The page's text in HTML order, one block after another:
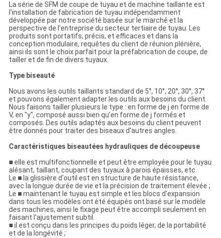
La série de SFM de coupe de tuyau et de machine taillante est
l'installation de fabrication de tuyau indépendamment
développée par notre société basée sur le marché et la
perspective de l'entreprise du secteur tertiaire de tuyau. Les
produits sont portatifs, précis, et efficaces et dans la
conception modulaire, requêtes du client de réunion plénière,
ainsi ils sont le choix parfait pour la préfabrication de coupe, de
tailler et de fin de divers tuyaux.
Type biseauté
Nous avons les outils taillants standard de 5°, 10°, 20°, 30°, 37°
et pouvons également adapter les outils aux besoins du client.
Nous faisons tailler plusieurs le type : en forme de j en forme de
V, en "y", composé aussi bien qu'en forme de j formés et
composés. Des outils adaptés aux besoins du client peuvent
être donnés pour traiter des biseaux d'autres angles.
Caractéristiques biseautées hydrauliques de découpeuse
■ elle est multifonctionnelle et peut être employée pour le tuyau
alésant, taillant, coupant des tuyaux à parois épaisses, etc.
Le ■ la glissière d'outil est en structure de haute résistance,
avec la longue durée de vie et la précision de traitement élevée ;
Le ■ maintenant le tuyau est simple et les blocs d'expansion
dans tous les modèles ont été équipés ont basé sur le modèle
des machines, ainsi le fixage peut être accompli seulement en
faisant l'ajustement subtil.
■ il est conçu dans les principes du poids léger, de la portabilité
et de la longévité ;